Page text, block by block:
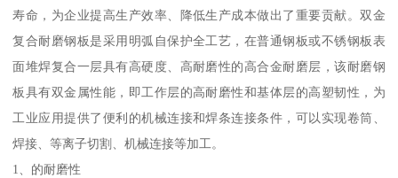
寿命，为企业提高生产效率、降低生产成本做出了重要贡献。双金
复合耐磨钢板是采用明弧自保护全工艺，在普通钢板或不锈钢板表
面堆焊复合一层具有高硬度、高耐磨性的高合金耐磨层，该耐磨钢
板具有双金属性能，即工作层的高耐磨性和基体层的高塑韧性，为
工业应用提供了便利的机械连接和焊条连接条件，可以实现卷筒、
焊接、等离子切割、机械连接等加工。
1、的耐磨性